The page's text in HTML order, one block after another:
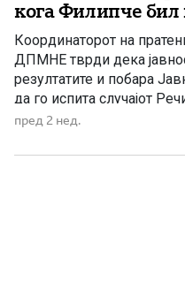
кога Филипче
Координаторот на
ДПМНЕ тврди дека
резултатите и побара
да го испита случајот
водата, направени во
неисправна, но
пред 2 нед.